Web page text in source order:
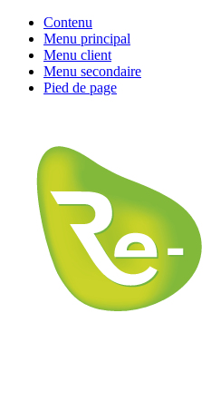
Contenu
Menu principal
Menu client
Menu secondaire
Pied de page